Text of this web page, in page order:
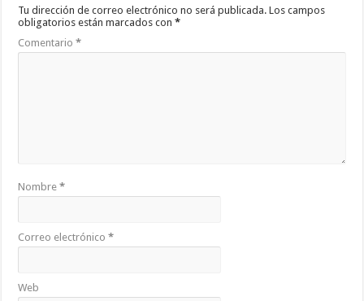
Tu dirección de correo electrónico no será publicada. Los campos
obligatorios están marcados con*
Comentario*
Nombre*
Correo electrónico*
Web